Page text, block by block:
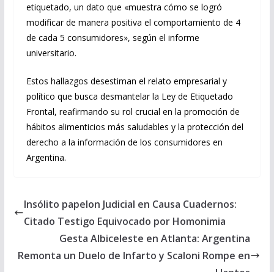
etiquetado, un dato que «muestra cómo se logró
modificar de manera positiva el comportamiento de 4
de cada 5 consumidores», según el informe
universitario.
Estos hallazgos desestiman el relato empresarial y
político que busca desmantelar la Ley de Etiquetado
Frontal, reafirmando su rol crucial en la promoción de
hábitos alimenticios más saludables y la protección del
derecho a la información de los consumidores en
Argentina.
Insólito papelon Judicial en Causa Cuadernos:
Citado Testigo Equivocado por Homonimia
Gesta Albiceleste en Atlanta: Argentina
Remonta un Duelo de Infarto y Scaloni Rompe en